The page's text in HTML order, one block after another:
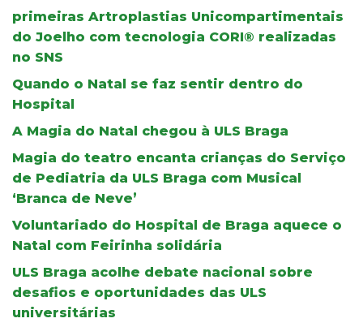
primeiras Artroplastias Unicompartimentais
do Joelho com tecnologia CORI® realizadas
no SNS
Quando o Natal se faz sentir dentro do
Hospital
A Magia do Natal chegou à ULS Braga
Magia do teatro encanta crianças do Serviço
de Pediatria da ULS Braga com Musical
‘Branca de Neve’
Voluntariado do Hospital de Braga aquece o
Natal com Feirinha solidária
ULS Braga acolhe debate nacional sobre
desafios e oportunidades das ULS
universitárias